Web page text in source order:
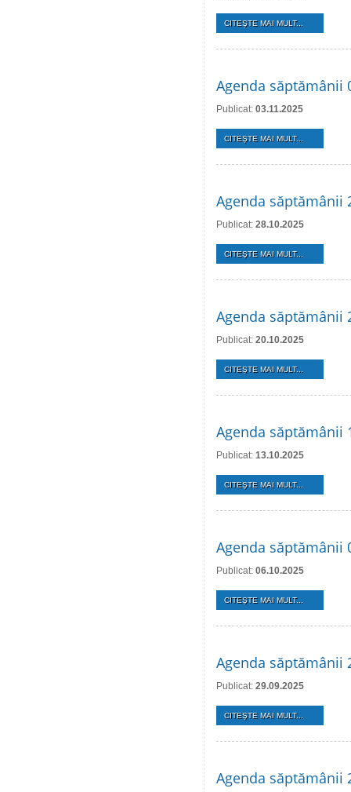
CITEŞTE MAI MULT...
Agenda săptămânii
Publicat: 03.11.2025
CITEŞTE MAI MULT...
Agenda săptămânii
Publicat: 28.10.2025
CITEŞTE MAI MULT...
Agenda săptămânii
Publicat: 20.10.2025
CITEŞTE MAI MULT...
Agenda săptămânii
Publicat: 13.10.2025
CITEŞTE MAI MULT...
Agenda săptămânii
Publicat: 06.10.2025
CITEŞTE MAI MULT...
Agenda săptămânii
Publicat: 29.09.2025
CITEŞTE MAI MULT...
Agenda săptămânii